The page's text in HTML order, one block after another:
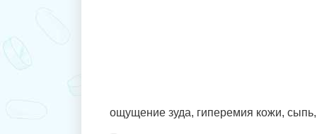
ощущение зуда, гиперемия кожи, сыпь,